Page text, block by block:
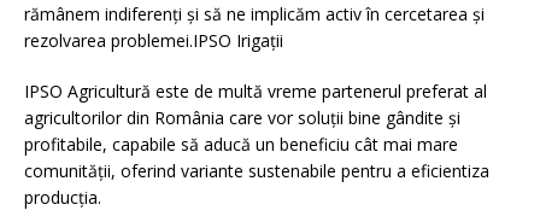
rămânem indiferenți și să ne implicăm activ în cercetarea și
rezolvarea problemei.IPSO Irigații
IPSO Agricultură este de multă vreme partenerul preferat al
agricultorilor din România care vor soluții bine gândite și
profitabile, capabile să aducă un beneficiu cât mai mare
comunității, oferind variante sustenabile pentru a eficientiza
producția.